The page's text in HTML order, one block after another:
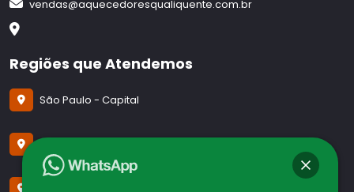
vendas@aquecedoresqualiquente.com.br
Regiões que Atendemos
São Paulo - Capital
Guarulhos -SP